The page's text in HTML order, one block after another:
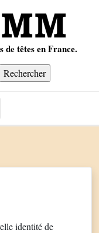
têtes en France.
identité de